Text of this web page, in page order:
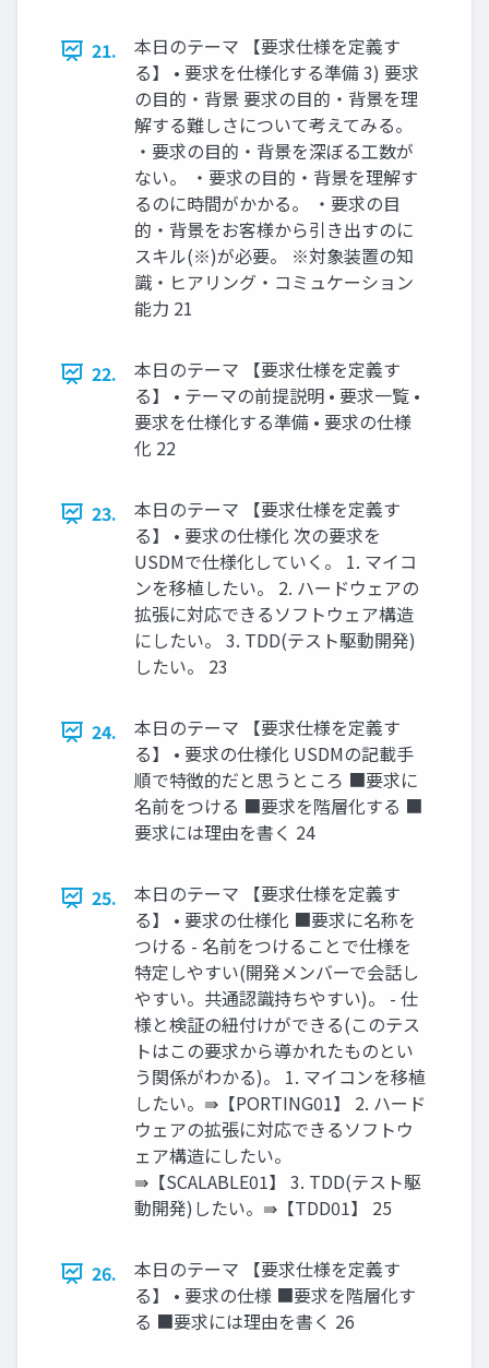
21.
本日のテーマ 【要求仕様を定義す
る】 • 要求を仕様化する準備 3) 要求
の目的・背景 要求の目的・背景を理
解する難しさについて考えてみる。
・要求の目的・背景を深ぼる工数が
ない。 ・要求の目的・背景を理解す
るのに時間がかかる。 ・要求の目
的・背景をお客様から引き出すのに
スキル(※)が必要。 ※対象装置の知
識・ヒアリング・コミュケーション
能力 21
22.
本日のテーマ 【要求仕様を定義す
る】 • テーマの前提説明 • 要求一覧 •
要求を仕様化する準備 • 要求の仕様
化 22
23.
本日のテーマ 【要求仕様を定義す
る】 • 要求の仕様化 次の要求を
USDMで仕様化していく。 1. マイコ
ンを移植したい。 2. ハードウェアの
拡張に対応できるソフトウェア構造
にしたい。 3. TDD(テスト駆動開発)
したい。 23
24.
本日のテーマ 【要求仕様を定義す
る】 • 要求の仕様化 USDMの記載手
順で特徴的だと思うところ ■要求に
名前をつける ■要求を階層化する ■
要求には理由を書く 24
25.
本日のテーマ 【要求仕様を定義す
る】 • 要求の仕様化 ■要求に名称を
つける - 名前をつけることで仕様を
特定しやすい(開発メンバーで会話し
やすい。共通認識持ちやすい)。 - 仕
様と検証の紐付けができる(このテス
トはこの要求から導かれたものとい
う関係がわかる)。 1. マイコンを移植
したい。⇛【PORTING01】 2. ハード
ウェアの拡張に対応できるソフトウ
ェア構造にしたい。
⇛【SCALABLE01】 3. TDD(テスト駆
動開発)したい。⇛【TDD01】 25
26.
本日のテーマ 【要求仕様を定義す
る】 • 要求の仕様 ■要求を階層化す
る ■要求には理由を書く 26